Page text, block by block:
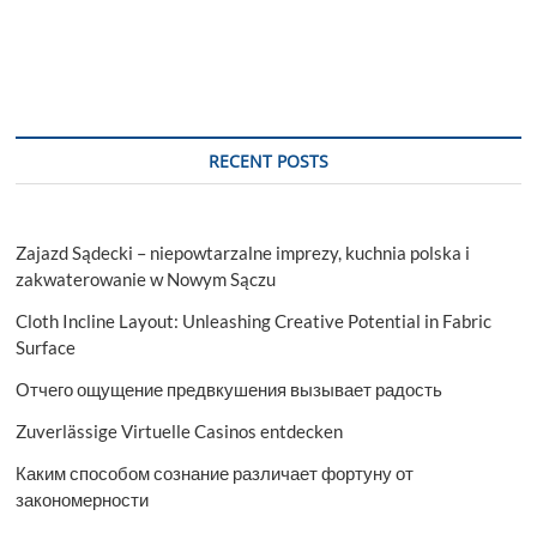
RECENT POSTS
Zajazd Sądecki – niepowtarzalne imprezy, kuchnia polska i
zakwaterowanie w Nowym Sączu
Cloth Incline Layout: Unleashing Creative Potential in Fabric
Surface
Отчего ощущение предвкушения вызывает радость
Zuverlässige Virtuelle Casinos entdecken
Каким способом сознание различает фортуну от
закономерности